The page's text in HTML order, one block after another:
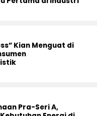
Kian Menguat di
Pra-Seri A,